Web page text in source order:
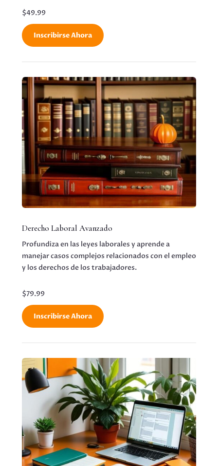
$49.99
Inscribirse Ahora
Derecho Laboral Avanzado
Profundiza en las leyes laborales y aprende a
manejar casos complejos relacionados con el empleo
y los derechos de los trabajadores.
$79.99
Inscribirse Ahora